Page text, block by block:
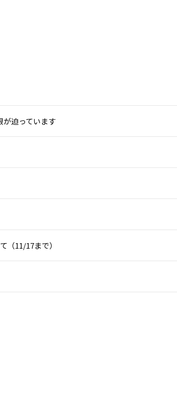
が迫っています
（11/17まで）